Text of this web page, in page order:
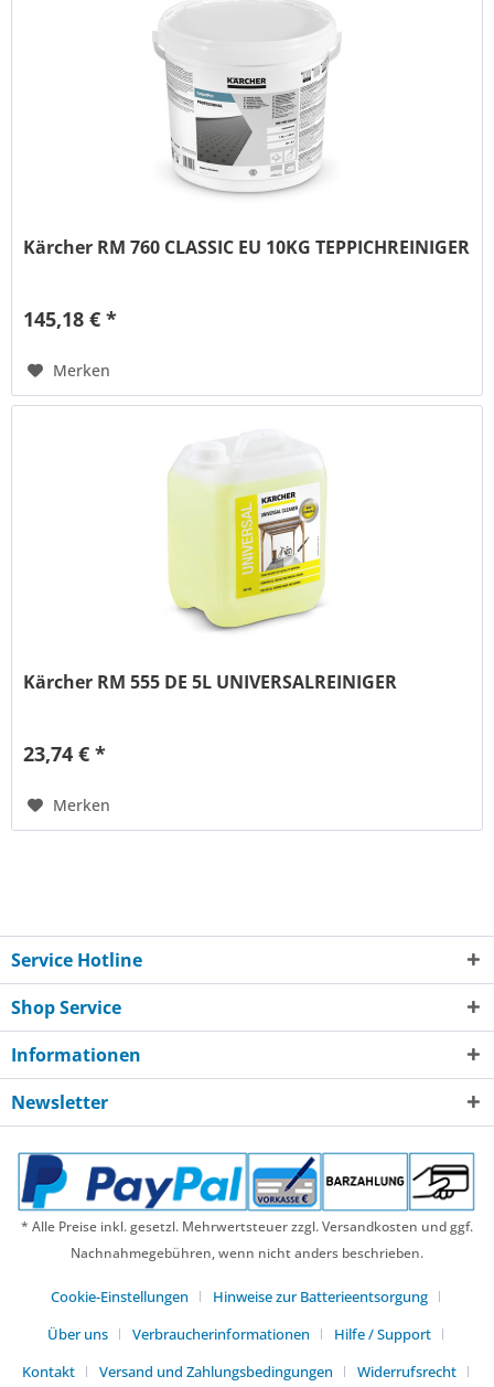
Kärcher RM 760 CLASSIC EU 10KG TEPPICHREINIGER
145,18 € *
Merken
Kärcher RM 555 DE 5L UNIVERSALREINIGER
23,74 € *
Merken
Service Hotline
Shop Service
Informationen
Newsletter
* Alle Preise inkl. gesetzl. Mehrwertsteuer zzgl. Versandkosten und ggf.
Nachnahmegebühren, wenn nicht anders beschrieben.
Cookie-Einstellungen
Hinweise zur Batterieentsorgung
Über uns
Verbraucherinformationen
Hilfe / Support
Kontakt
Versand und Zahlungsbedingungen Widerrufsrecht